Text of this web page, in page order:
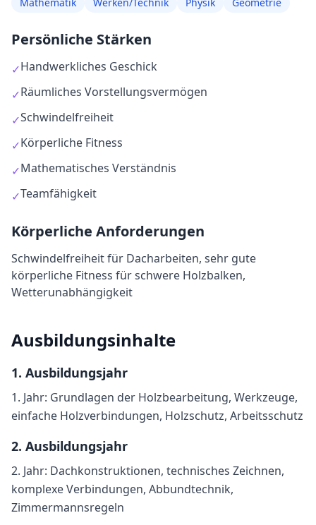
Persönliche Stärken
✓Handwerkliches Geschick
✓Räumliches Vorstellungsvermögen
✓Schwindelfreiheit
✓Körperliche Fitness
✓Mathematisches Verständnis
✓Teamfähigkeit
Körperliche Anforderungen
Schwindelfreiheit für Dacharbeiten, sehr gute
körperliche Fitness für schwere Holzbalken,
Wetterunabhängigkeit
Ausbildungsinhalte
1. Ausbildungsjahr
1. Jahr: Grundlagen der Holzbearbeitung, Werkzeuge,
einfache Holzverbindungen, Holzschutz, Arbeitsschutz
2. Ausbildungsjahr
2. Jahr: Dachkonstruktionen, technisches Zeichnen,
komplexe Verbindungen, Abbundtechnik,
Zimmermannsregeln